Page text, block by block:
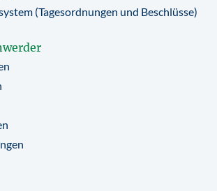
(Tagesordnungen und Beschlüsse)